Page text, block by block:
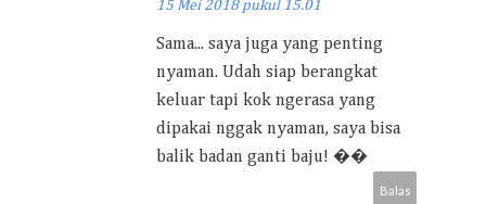
15 Mei 2018 pukul 15.01
Sama... saya juga yang penting
nyaman. Udah siap berangkat
keluar tapi kok ngerasa yang
dipakai nggak nyaman, saya bisa
balik badan ganti baju! ��
Balas